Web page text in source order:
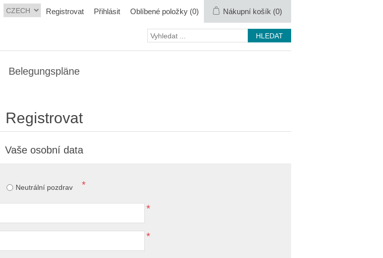
Registrovat Přihlásit Oblíbené položky (0) Nákupní košík (0)
Belegungspläne
Registrovat
Vaše osobní data
Neutrální pozdrav *
*
*